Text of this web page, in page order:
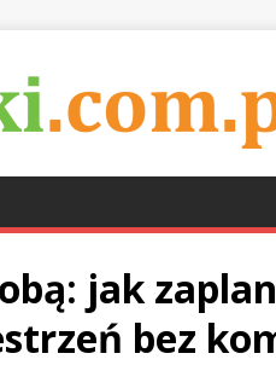
jak
bez